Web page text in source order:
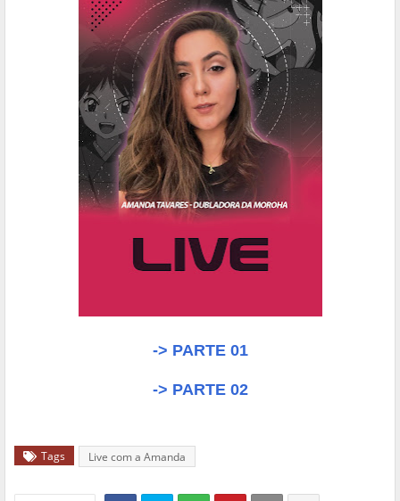
-> PARTE 01
-> PARTE 02
Tags Live com a Amanda